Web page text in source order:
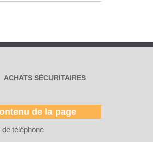
ACHATS SÉCURITAIRES
de la page
de téléphone